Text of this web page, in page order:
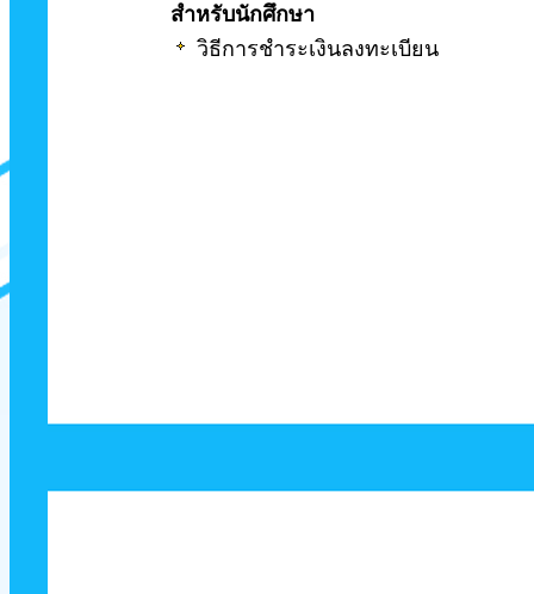
สำหรับนักศึกษา
วิธีการชำระเงินลงทะเบียน